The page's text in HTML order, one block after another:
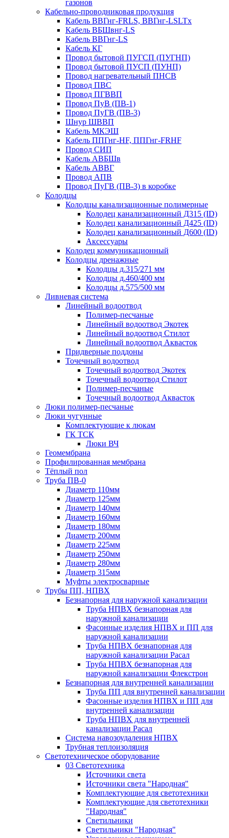
газонов
Кабельно-проводниковая продукция
Кабель ВВГнг-FRLS, ВВГнг-LSLTx
Кабель ВБШвнг-LS
Кабель ВВГнг-LS
Кабель КГ
Провод бытовой ПУГСП (ПУГНП)
Провод бытовой ПУСП (ПУНП)
Провод нагревательный ПНСВ
Провод ПВС
Провод ПГВВП
Провод ПуВ (ПВ-1)
Провод ПуГВ (ПВ-3)
Шнур ШВВП
Кабель МКЭШ
Кабель ППГнг-HF, ППГнг-FRHF
Провод СИП
Кабель АВБШв
Кабель АВВГ
Провод АПВ
Провод ПуГВ (ПВ-3) в коробке
Колодцы
Колодцы канализационные полимерные
Колодец канализационный Д315 (ID)
Колодец канализационный Д425 (ID)
Колодец канализационный Д600 (ID)
Аксессуары
Колодец коммуникационный
Колодцы дренажные
Колодцы д.315/271 мм
Колодцы д.460/400 мм
Колодцы д.575/500 мм
Ливневая система
Линейный водоотвод
Полимер-песчаные
Линейный водоотвод Экотек
Линейный водоотвод Стилот
Линейный водоотвод Аквасток
Придверные поддоны
Точечный водоотвод
Точечный водоотвод Экотек
Точечный водоотвод Стилот
Полимер-песчаные
Точечный водоотвод Аквасток
Люки полимер-песчаные
Люки чугунные
Комплектующие к люкам
ГК ТСК
Люки ВЧ
Геомембрана
Профилированная мембрана
Тёплый пол
Труба ПВ-0
Диаметр 110мм
Диаметр 125мм
Диаметр 140мм
Диаметр 160мм
Диаметр 180мм
Диаметр 200мм
Диаметр 225мм
Диаметр 250мм
Диаметр 280мм
Диаметр 315мм
Муфты электросварные
Трубы ПП, НПВХ
Безнапорная для наружной канализации
Труба НПВХ безнапорная для
наружной канализации
Фасонные изделия НПВХ и ПП для
наружной канализации
Труба НПВХ безнапорная для
наружной канализации Расал
Труба НПВХ безнапорная для
наружной канализации Флекстрон
Безнапорная для внутренней канализации
Труба ПП для внутренней канализации
Фасонные изделия НПВХ и ПП для
внутренней канализации
Труба НПВХ для внутренней
канализации Расал
Система навозоудаления НПВХ
Трубная теплоизоляция
Светотехническое оборудование
03 Светотехника
Источники света
Источники света "Народная"
Комплектующие для светотехники
Комплектующие для светотехники
"Народная"
Светильники
Светильники "Народная"